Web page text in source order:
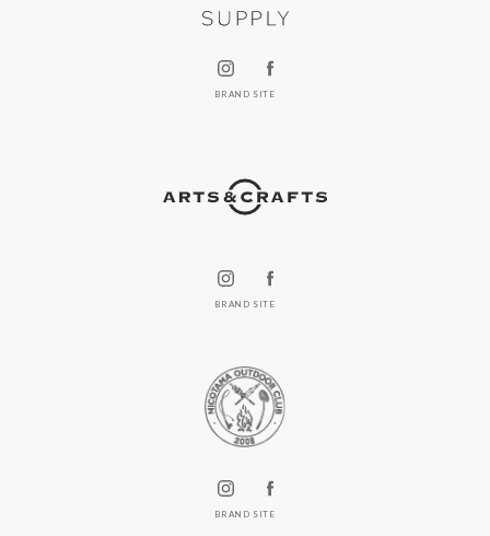
BRAND SITE
BRAND SITE
BRAND SITE